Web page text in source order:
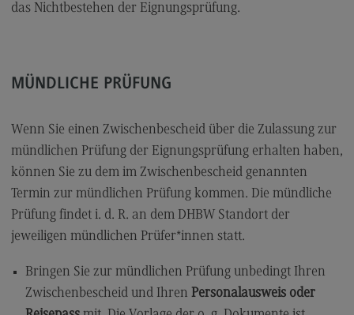
das Nichtbestehen der Eignungsprüfung.
MÜNDLICHE PRÜFUNG
Wenn Sie einen Zwischenbescheid über die Zulassung zur
mündlichen Prüfung der Eignungsprüfung erhalten haben,
können Sie zu dem im Zwischenbescheid genannten
Termin zur mündlichen Prüfung kommen. Die mündliche
Prüfung findet i. d. R. an dem DHBW Standort der
jeweiligen mündlichen Prüfer*innen statt.
Bringen Sie zur mündlichen Prüfung unbedingt Ihren
Zwischenbescheid und Ihren Personalausweis oder